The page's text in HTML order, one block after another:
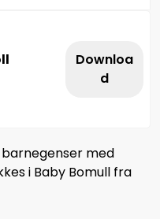
Downloa
d
barnegenser med
i Baby Bomull fra